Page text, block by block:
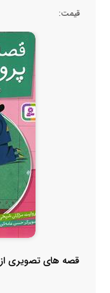
قیمت:
قصه های تصویری از پروین